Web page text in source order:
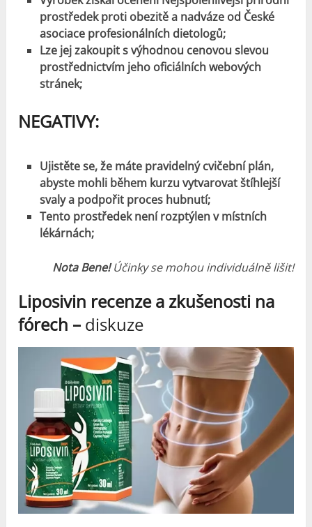
prostředek proti obezitě a nadváze od České
asociace profesionálních dietologů;
Lze jej zakoupit s výhodnou cenovou slevou
prostřednictvím jeho oficiálních webových
stránek;
NEGATIVY:
Ujistěte se, že máte pravidelný cvičební plán,
abyste mohli během kurzu vytvarovat štíhlejší
svaly a podpořit proces hubnutí;
Tento prostředek není rozptýlen v místních
lékárnách;
Nota Bene! Účinky se mohou individuálně lišit!
Liposivin recenze a zkušenosti na
fórech – diskuze